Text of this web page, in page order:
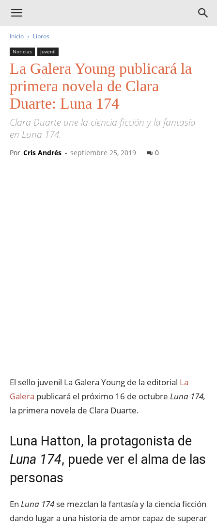
Inicio Libros
Noticias Juvenil
La Galera Young publicará la
primera novela de Clara
Duarte: Luna 174
Clara Duarte une la ciencia ficción y la fantasía
en Luna 174.
Por Cris Andrés - septiembre 25, 2019 0
El sello juvenil La Galera Young de la editorial La
Galera publicará el próximo 16 de octubre Luna 174,
la primera novela de Clara Duarte.
Luna Hatton, la protagonista de
Luna 174, puede ver el alma de las
personas
En Luna 174 se mezclan la fantasía y la ciencia ficción
dando lugar a una historia de amor capaz de superar